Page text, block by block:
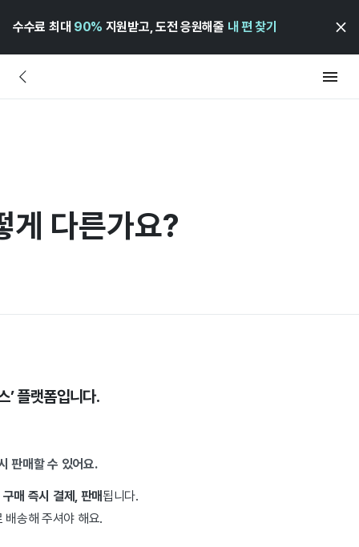
수수료 최대 90% 지원받고, 도전 응원해줄 내 편 찾기
게 다른가요?
’ 플랫폼입니다.
판매할 수 있어요.
구매 즉시 결제, 판매됩니다.
배송해 주셔야 해요.